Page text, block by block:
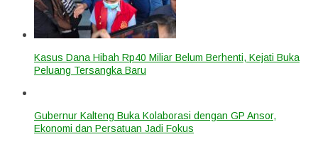
Kasus Dana Hibah Rp40 Miliar Belum Berhenti, Kejati Buka
Peluang Tersangka Baru
Gubernur Kalteng Buka Kolaborasi dengan GP Ansor,
Ekonomi dan Persatuan Jadi Fokus